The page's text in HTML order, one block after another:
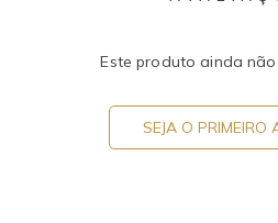
Este produto ainda
SEJA O PRIMEIRO